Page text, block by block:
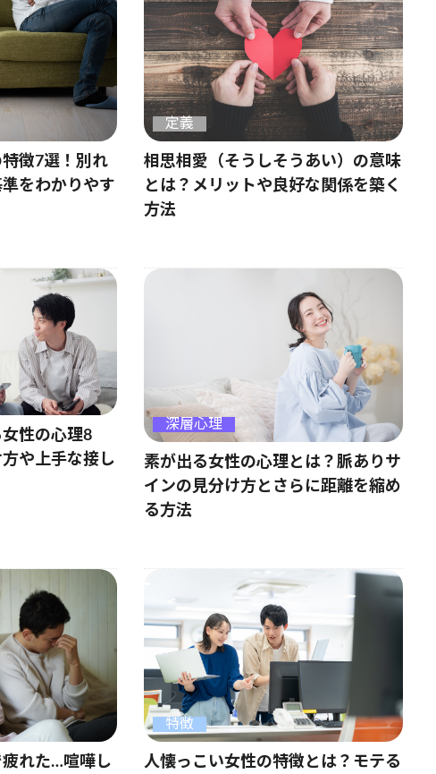
徴7選！別れ
をわかりやす
定義
相思相愛（そうしそうあい）の意味
とは？メリットや良好な関係を築く
方法
女性の心理8
や上手な接し
深層心理
素が出る女性の心理とは？脈ありサ
インの見分け方とさらに距離を縮め
る方法
れた…喧嘩し
特徴
人懐っこい女性の特徴とは？モテる